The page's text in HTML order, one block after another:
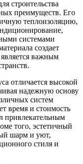
строительства
преимуществ. Его
теплоизоляцию,
системами
создает
важным
отличается высокой
надежную основу
систем
время и стоимость
привлекательным
того, эстетичный
шарм и уют,
стиля и